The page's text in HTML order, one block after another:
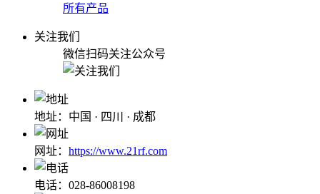
所有产品
关注我们
微信扫码关注公众号
地址：中国 · 四川 · 成都
网址： https://www.21rf.com
电话：028-86008198